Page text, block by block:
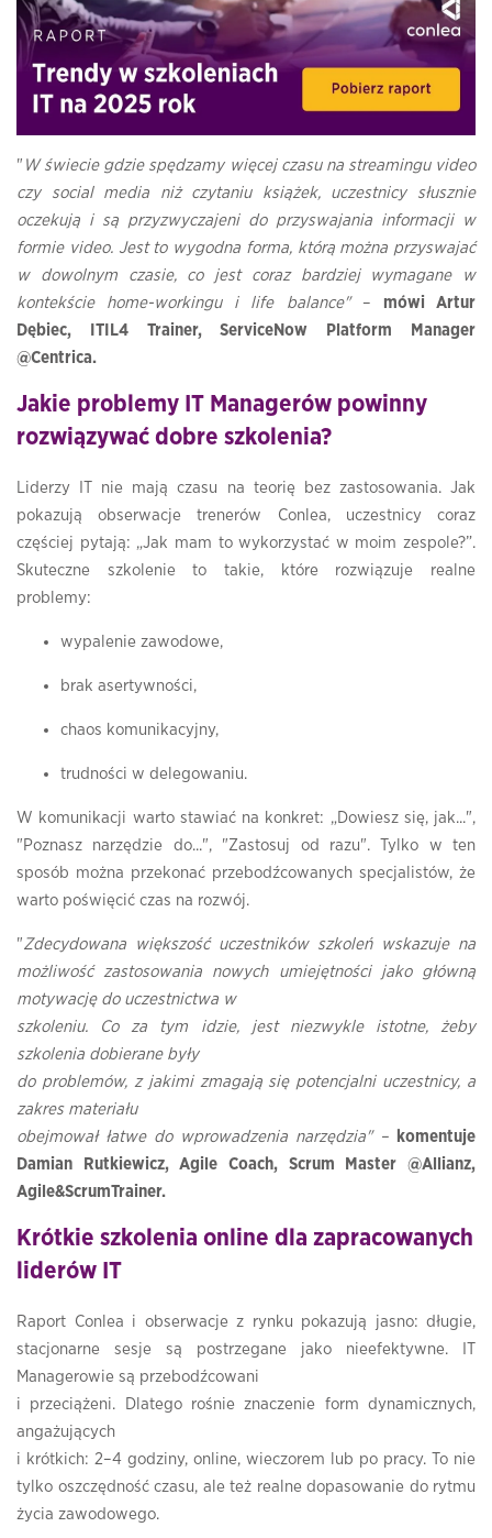
" W świecie gdzie spędzamy więcej czasu na streamingu video
czy social media niż czytaniu książek, uczestnicy słusznie
oczekują i są przyzwyczajeni do przyswajania informacji w
formie video. Jest to wygodna forma, którą można przyswajać
w dowolnym czasie, co jest coraz bardziej wymagane w
kontekście home-workingu i life balance"– mówi Artur
Dębiec, ITIL4 Trainer, ServiceNow Platform Manager
@Centrica.
Jakie problemy IT Managerów powinny
rozwiązywać dobre szkolenia?
Liderzy IT nie mają czasu na teorię bez zastosowania. Jak
pokazują obserwacje trenerów Conlea, uczestnicy coraz
częściej pytają: „Jak mam to wykorzystać w moim zespole?”.
Skuteczne szkolenie to takie, które rozwiązuje realne
problemy:
wypalenie zawodowe,
brak asertywności,
chaos komunikacyjny,
trudności w delegowaniu.
W komunikacji warto stawiać na konkret: „Dowiesz się, jak...",
"Poznasz narzędzie do...", "Zastosuj od razu". Tylko w ten
sposób można przekonać przebodźcowanych specjalistów, że
warto poświęcić czas na rozwój.
"Zdecydowana większość uczestników szkoleń wskazuje na
możliwość zastosowania nowych umiejętności jako główną
motywację do uczestnictwa w
szkoleniu. Co za tym idzie, jest niezwykle istotne, żeby
szkolenia dobierane były
do problemów, z jakimi zmagają się potencjalni uczestnicy, a
zakres materiału
obejmował łatwe do wprowadzenia narzędzia" –
komentuje
Damian Rutkiewicz, Agile Coach, Scrum Master @Allianz,
Agile&ScrumTrainer.
Krótkie szkolenia online dla zapracowanych
liderów IT
Raport Conlea i obserwacje z rynku pokazują jasno: długie,
stacjonarne sesje są postrzegane jako nieefektywne. IT
Managerowie są przebodźcowani
i przeciążeni. Dlatego rośnie znaczenie form dynamicznych,
angażujących
i krótkich: 2–4 godziny, online, wieczorem lub po pracy. To nie
tylko oszczędność czasu, ale też realne dopasowanie do rytmu
życia zawodowego.